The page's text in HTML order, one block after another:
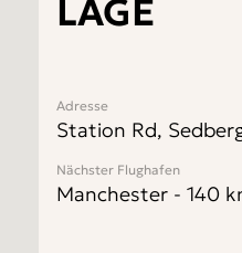
LAGE
Adresse
Station Rd,
Nächster Flughafen
Manchester - 140